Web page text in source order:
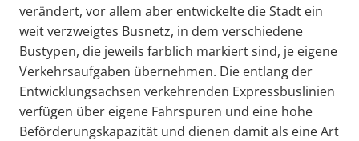
verändert, vor allem aber entwickelte die Stadt ein
weit verzweigtes Busnetz, in dem verschiedene
Bustypen, die jeweils farblich markiert sind, je eigene
Verkehrsaufgaben übernehmen. Die entlang der
Entwicklungsachsen verkehrenden Expressbuslinien
verfügen über eigene Fahrspuren und eine hohe
Beförderungskapazität und dienen damit als eine Art